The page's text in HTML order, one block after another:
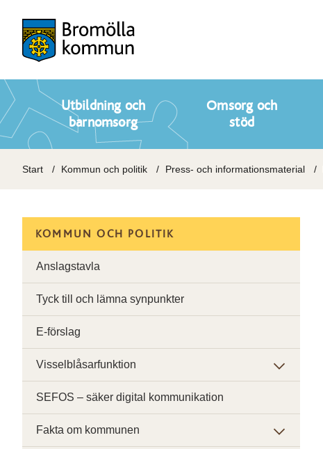
Utbildning och
barnomsorg
Omsorg och
stöd
Start Kommun och politik Press- och informationsmaterial
KOMMUN OCH POLITIK
Anslagstavla
Tyck till och lämna synpunkter
E-förslag
Visselblåsarfunktion
SEFOS – säker digital kommunikation
Fakta om kommunen